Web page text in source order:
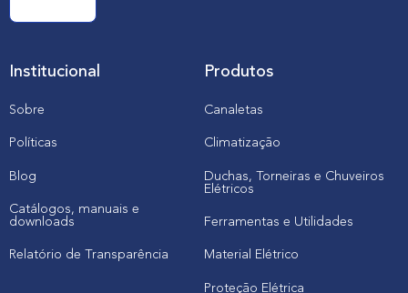
Institucional
Sobre
Políticas
Blog
Catálogos, manuais e
downloads
Relatório de Transparência
Produtos
Canaletas
Climatização
Duchas, Torneiras e Chuveiros
Elétricos
Ferramentas e Utilidades
Material Elétrico
Proteção Elétrica